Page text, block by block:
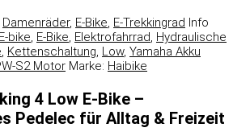
Damenräder, E-Bike, E-Trekkingrad Info
bike, E-Bike, Elektrofahrrad, Hydraulische
, Kettenschaltung, Low, Yamaha Akku
S2 Motor Marke: Haibike
4 Low E-Bike –
Pedelec für Alltag & Freizeit